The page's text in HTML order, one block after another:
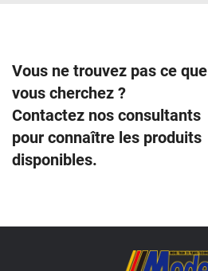
Vous ne trouvez pas ce que
vous cherchez ?
Contactez nos consultants
pour connaître les produits
disponibles.